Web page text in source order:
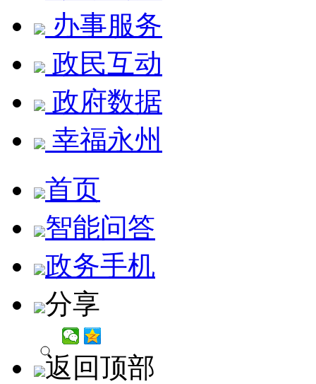
办事服务
政民互动
政府数据
幸福永州
首页
智能问答
政务手机
分享
返回顶部